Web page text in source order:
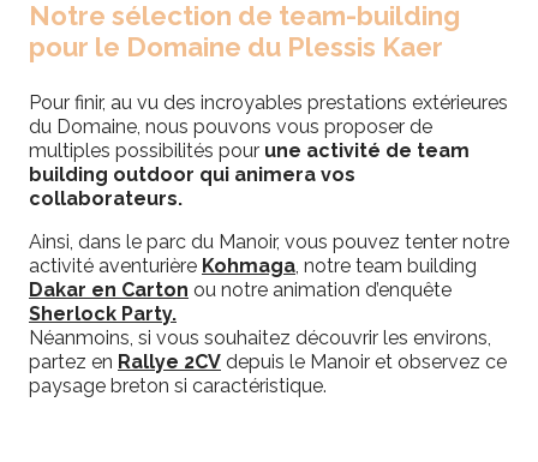
Notre sélection de team-building
pour le Domaine du Plessis Kaer
Pour finir, au vu des incroyables prestations extérieures
du Domaine, nous pouvons vous proposer de
multiples possibilités pour une activité de team
building outdoor qui animera vos
collaborateurs.
Ainsi, dans le parc du Manoir, vous pouvez tenter notre
activité aventurière Kohmaga, notre team building
Dakar en Carton ou notre animation d’enquête
Sherlock Party.
Néanmoins, si vous souhaitez découvrir les environs,
partez en Rallye 2CV depuis le Manoir et observez ce
paysage breton si caractéristique.